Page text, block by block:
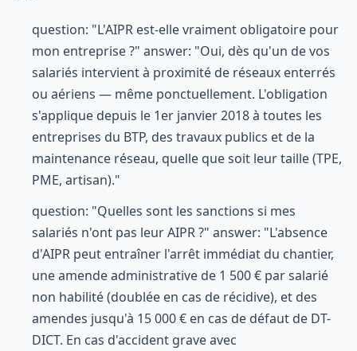
question: "L'AIPR est-elle vraiment obligatoire pour
mon entreprise ?" answer: "Oui, dès qu'un de vos
salariés intervient à proximité de réseaux enterrés
ou aériens — même ponctuellement. L'obligation
s'applique depuis le 1er janvier 2018 à toutes les
entreprises du BTP, des travaux publics et de la
maintenance réseau, quelle que soit leur taille (TPE,
PME, artisan)."
question: "Quelles sont les sanctions si mes
salariés n'ont pas leur AIPR ?" answer: "L'absence
d'AIPR peut entraîner l'arrêt immédiat du chantier,
une amende administrative de 1 500 € par salarié
non habilité (doublée en cas de récidive), et des
amendes jusqu'à 15 000 € en cas de défaut de DT-
DICT. En cas d'accident grave avec